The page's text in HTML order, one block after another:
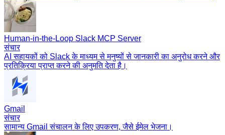
Human-in-the-Loop Slack MCP Server
संचार
AI सहायकों को Slack के माध्यम से मनुष्यों से जानकारी का अनुरोध करने और
प्रतिक्रिया प्राप्त करने की अनुमति देता है।
Gmail
संचार
सामान्य Gmail संचालन के लिए उपकरण, जैसे ईमेल भेजना।